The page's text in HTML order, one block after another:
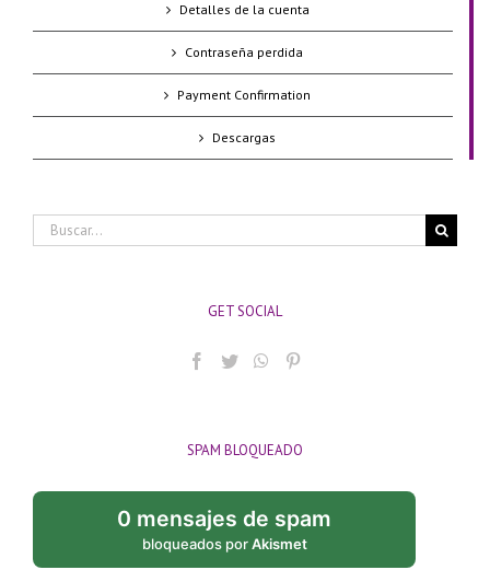
Detalles de la cuenta
Contraseña perdida
Payment Confirmation
Descargas
Buscar:
GET SOCIAL
SPAM BLOQUEADO
0 mensajes de spam
bloqueados porAkismet